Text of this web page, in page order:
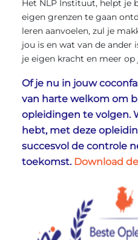
Het NLP Instituut, helpt je
eigen grenzen te gaan
leren aanvoelen, zul je
jou is en wat van de ander
je eigen kracht en meer op
Of je nu in jouw
van harte welkom om
opleidingen te volgen.
hebt, met deze
succesvol de controle
toekomst. Download